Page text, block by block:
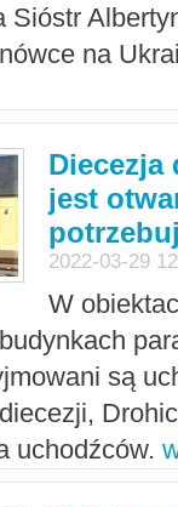
na
Diecezja
jest
2022-03-29
W
są
uchodźców.